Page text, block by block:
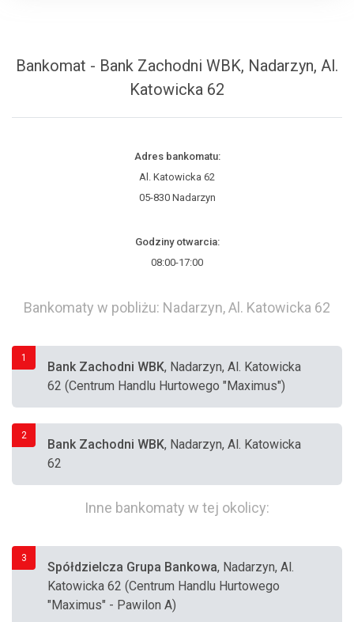
Bankomat - Bank Zachodni WBK, Nadarzyn, Al.
Katowicka 62
Adres bankomatu:
Al. Katowicka 62
05-830 Nadarzyn
Godziny otwarcia:
08:00-17:00
Bankomaty w pobliżu: Nadarzyn, Al. Katowicka 62
1
Bank Zachodni WBK, Nadarzyn, Al. Katowicka
62 (Centrum Handlu Hurtowego "Maximus")
2
Bank Zachodni WBK, Nadarzyn, Al. Katowicka
62
Inne bankomaty w tej okolicy:
3
Spółdzielcza Grupa Bankowa, Nadarzyn, Al.
Katowicka 62 (Centrum Handlu Hurtowego
"Maximus" - Pawilon A)